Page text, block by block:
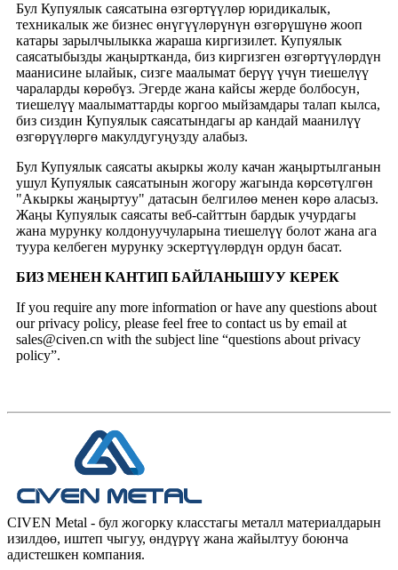
Бул Купуялык саясатына өзгөртүүлөр юридикалык,
техникалык же бизнес өнүгүүлөрүнүн өзгөрүшүнө жооп
катары зарылчылыкка жараша киргизилет. Купуялык
саясатыбызды жаңыртканда, биз киргизген өзгөртүүлөрдүн
маанисине ылайык, сизге маалымат берүү үчүн тиешелүү
чараларды көрөбүз. Эгерде жана кайсы жерде болбосун,
тиешелүү маалыматтарды коргоо мыйзамдары талап кылса,
биз сиздин Купуялык саясатындагы ар кандай маанилүү
өзгөрүүлөргө макулдугуңузду алабыз.
Бул Купуялык саясаты акыркы жолу качан жаңыртылганын
ушул Купуялык саясатынын жогору жагында көрсөтүлгөн
"Акыркы жаңыртуу" датасын белгилөө менен көрө аласыз.
Жаңы Купуялык саясаты веб-сайттын бардык учурдагы
жана мурунку колдонуучуларына тиешелүү болот жана ага
туура келбеген мурунку эскертүүлөрдүн ордун басат.
БИЗ МЕНЕН КАНТИП БАЙЛАНЫШУУ КЕРЕК
If you require any more information or have any questions about
our privacy policy, please feel free to contact us by email at
sales@civen.cn with the subject line “questions about privacy
policy”.
CIVEN Metal - бул жогорку класстагы металл материалдарын
изилдөө, иштеп чыгуу, өндүрүү жана жайылтуу боюнча
адистешкен компания.